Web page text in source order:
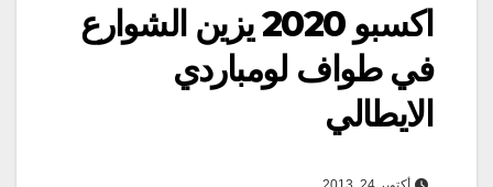
اكسبو 2020 يزين الشوارع
في طواف لومباردي
الايطالي